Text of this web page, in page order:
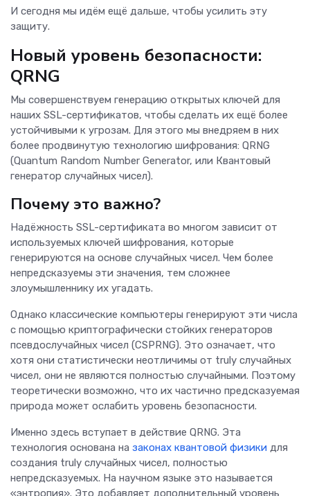
И сегодня мы идём ещё дальше, чтобы усилить эту
защиту.
Новый уровень безопасности:
QRNG
Мы совершенствуем генерацию открытых ключей для
наших SSL-сертификатов, чтобы сделать их ещё более
устойчивыми к угрозам. Для этого мы внедряем в них
более продвинутую технологию шифрования: QRNG
(Quantum Random Number Generator, или Квантовый
генератор случайных чисел).
Почему это важно?
Надёжность SSL-сертификата во многом зависит от
используемых ключей шифрования, которые
генерируются на основе случайных чисел. Чем более
непредсказуемы эти значения, тем сложнее
злоумышленнику их угадать.
Однако классические компьютеры генерируют эти числа
с помощью криптографически стойких генераторов
псевдослучайных чисел (CSPRNG). Это означает, что
хотя они статистически неотличимы от truly случайных
чисел, они не являются полностью случайными. Поэтому
теоретически возможно, что их частично предсказуемая
природа может ослабить уровень безопасности.
Именно здесь вступает в действие QRNG. Эта
технология основана на законах квантовой физики для
создания truly случайных чисел, полностью
непредсказуемых. На научном языке это называется